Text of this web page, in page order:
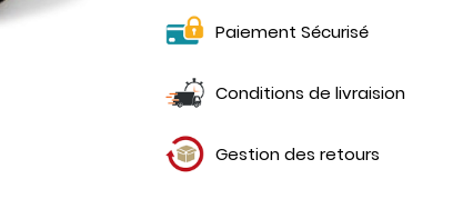
Paiement Sécurisé
Conditions de livraision
Gestion des retours